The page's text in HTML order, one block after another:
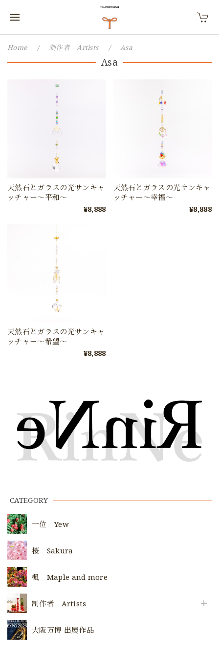
CATEGORY
一位 Yew
桜 Sakura
楓 Maple and more
制作者 Artists
大阪万博 出展作品
Home 制作者 Artists Asa
Asa
天然石とガラスの光サンキャ
ッチャー〜平和〜
¥8,888
天然石とガラスの光サンキャ
ッチャー〜幸福〜
¥8,888
天然石とガラスの光サンキャ
ッチャー〜希望〜
¥8,888